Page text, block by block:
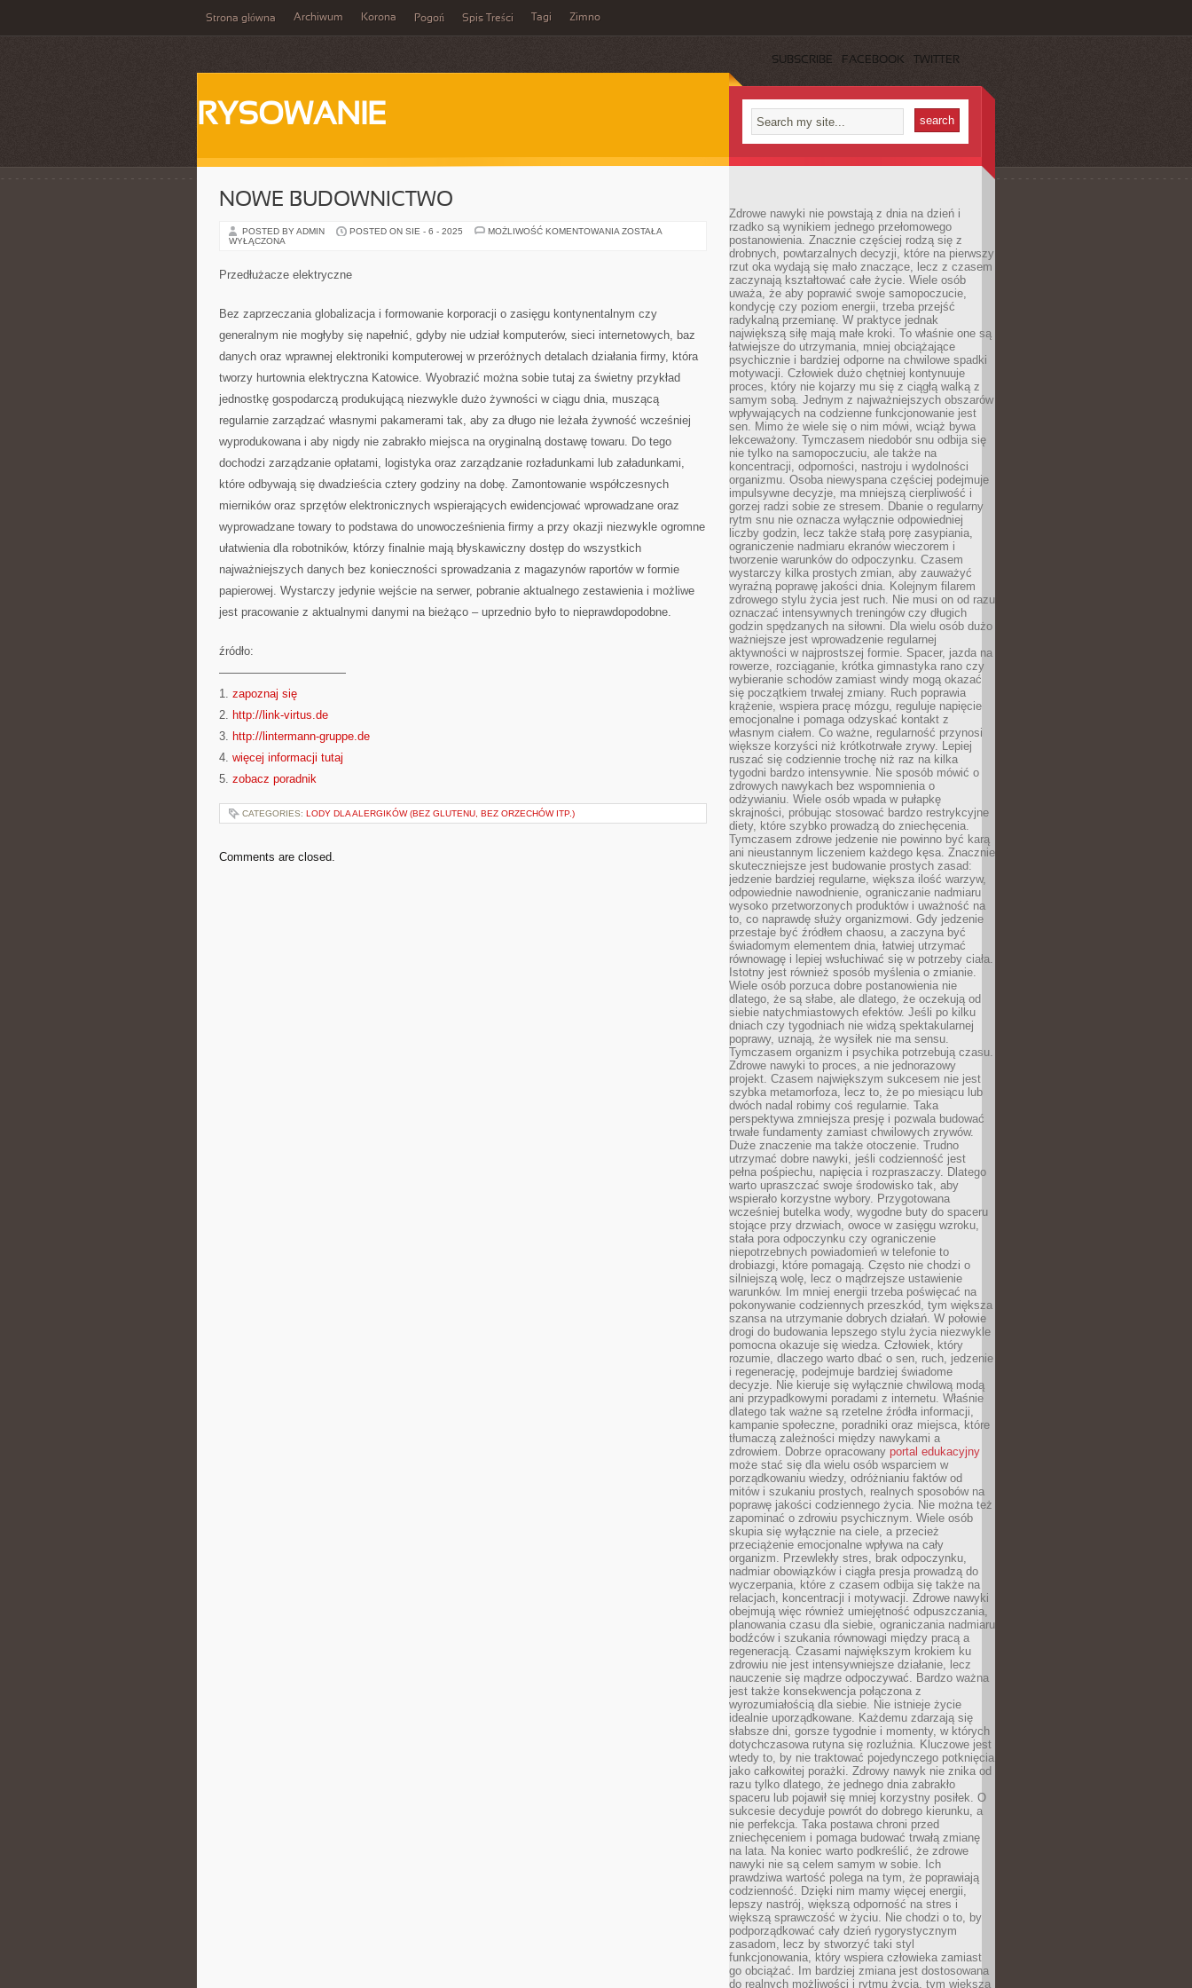
Strona główna Archiwum Korona Pogoń Spis Treści Tagi Zimno
SUBSCRIBE FACEBOOK TWITTER
RYSOWANIE
NOWE BUDOWNICTWO
POSTED BY ADMIN POSTED ON SIE - 6 - 2025 MOŻLIWOŚĆ KOMENTOWANIA NOWE
ZOSTAŁA
WYŁĄCZONA
Przedłużacze elektryczne
Bez zaprzeczania globalizacja i formowanie korporacji o zasięgu kontynentalnym czy
generalnym nie mogłyby się napełnić, gdyby nie udział komputerów, sieci internetowych, baz
danych oraz wprawnej elektroniki komputerowej w przeróżnych detalach działania firmy, która
tworzy hurtownia elektryczna Katowice. Wyobrazić można sobie tutaj za świetny przykład
jednostkę gospodarczą produkującą niezwykle dużo żywności w ciągu dnia, muszącą
regularnie zarządzać własnymi pakamerami tak, aby za długo nie leżała żywność wcześniej
wyprodukowana i aby nigdy nie zabrakło miejsca na oryginalną dostawę towaru. Do tego
dochodzi zarządzanie opłatami, logistyka oraz zarządzanie rozładunkami lub załadunkami,
które odbywają się dwadzieścia cztery godziny na dobę. Zamontowanie współczesnych
mierników oraz sprzętów elektronicznych wspierających ewidencjować wprowadzane oraz
wyprowadzane towary to podstawa do unowocześnienia firmy a przy okazji niezwykle ogromne
ułatwienia dla robotników, którzy finalnie mają błyskawiczny dostęp do wszystkich
najważniejszych danych bez konieczności sprowadzania z magazynów raportów w formie
papierowej. Wystarczy jedynie wejście na serwer, pobranie aktualnego zestawienia i możliwe
jest pracowanie z aktualnymi danymi na bieżąco – uprzednio było to nieprawdopodobne.
źródło:
———————————
1. zapoznaj się
2. http://link-virtus.de
3. http://lintermann-gruppe.de
4. więcej informacji tutaj
5. zobacz poradnik
CATEGORIES: LODY DLA ALERGIKÓW (BEZ GLUTENU, BEZ ORZECHÓW ITP.)
Comments are closed.
Zdrowe nawyki nie powstają z dnia na dzień i
rzadko są wynikiem jednego przełomowego
postanowienia. Znacznie częściej rodzą się z
drobnych, powtarzalnych decyzji, które na pierwszy
rzut oka wydają się mało znaczące, lecz z czasem
zaczynają kształtować całe życie. Wiele osób
uważa, że aby poprawić swoje samopoczucie,
kondycję czy poziom energii, trzeba przejść
radykalną przemianę. W praktyce jednak
największą siłę mają małe kroki. To właśnie one są
łatwiejsze do utrzymania, mniej obciążające
psychicznie i bardziej odporne na chwilowe spadki
motywacji. Człowiek dużo chętniej kontynuuje
proces, który nie kojarzy mu się z ciągłą walką z
samym sobą. Jednym z najważniejszych obszarów
wpływających na codzienne funkcjonowanie jest
sen. Mimo że wiele się o nim mówi, wciąż bywa
lekceważony. Tymczasem niedobór snu odbija się
nie tylko na samopoczuciu, ale także na
koncentracji, odporności, nastroju i wydolności
organizmu. Osoba niewyspana częściej podejmuje
impulsywne decyzje, ma mniejszą cierpliwość i
gorzej radzi sobie ze stresem. Dbanie o regularny
rytm snu nie oznacza wyłącznie odpowiedniej
liczby godzin, lecz także stałą porę zasypiania,
ograniczenie nadmiaru ekranów wieczorem i
tworzenie warunków do odpoczynku. Czasem
wystarczy kilka prostych zmian, aby zauważyć
wyraźną poprawę jakości dnia. Kolejnym filarem
zdrowego stylu życia jest ruch. Nie musi on od razu
oznaczać intensywnych treningów czy długich
godzin spędzanych na siłowni. Dla wielu osób dużo
ważniejsze jest wprowadzenie regularnej
aktywności w najprostszej formie. Spacer, jazda na
rowerze, rozciąganie, krótka gimnastyka rano czy
wybieranie schodów zamiast windy mogą okazać
się początkiem trwałej zmiany. Ruch poprawia
krążenie, wspiera pracę mózgu, reguluje napięcie
emocjonalne i pomaga odzyskać kontakt z
własnym ciałem. Co ważne, regularność przynosi
większe korzyści niż krótkotrwałe zrywy. Lepiej
ruszać się codziennie trochę niż raz na kilka
tygodni bardzo intensywnie. Nie sposób mówić o
zdrowych nawykach bez wspomnienia o
odżywianiu. Wiele osób wpada w pułapkę
skrajności, próbując stosować bardzo restrykcyjne
diety, które szybko prowadzą do zniechęcenia.
Tymczasem zdrowe jedzenie nie powinno być karą
ani nieustannym liczeniem każdego kęsa. Znacznie
skuteczniejsze jest budowanie prostych zasad:
jedzenie bardziej regularne, większa ilość warzyw,
odpowiednie nawodnienie, ograniczanie nadmiaru
wysoko przetworzonych produktów i uważność na
to, co naprawdę służy organizmowi. Gdy jedzenie
przestaje być źródłem chaosu, a zaczyna być
świadomym elementem dnia, łatwiej utrzymać
równowagę i lepiej wsłuchiwać się w potrzeby ciała.
Istotny jest również sposób myślenia o zmianie.
Wiele osób porzuca dobre postanowienia nie
dlatego, że są słabe, ale dlatego, że oczekują od
siebie natychmiastowych efektów. Jeśli po kilku
dniach czy tygodniach nie widzą spektakularnej
poprawy, uznają, że wysiłek nie ma sensu.
Tymczasem organizm i psychika potrzebują czasu.
Zdrowe nawyki to proces, a nie jednorazowy
projekt. Czasem największym sukcesem nie jest
szybka metamorfoza, lecz to, że po miesiącu lub
dwóch nadal robimy coś regularnie. Taka
perspektywa zmniejsza presję i pozwala budować
trwałe fundamenty zamiast chwilowych zrywów.
Duże znaczenie ma także otoczenie. Trudno
utrzymać dobre nawyki, jeśli codzienność jest
pełna pośpiechu, napięcia i rozpraszaczy. Dlatego
warto upraszczać swoje środowisko tak, aby
wspierało korzystne wybory. Przygotowana
wcześniej butelka wody, wygodne buty do spaceru
stojące przy drzwiach, owoce w zasięgu wzroku,
stała pora odpoczynku czy ograniczenie
niepotrzebnych powiadomień w telefonie to
drobiazgi, które pomagają. Często nie chodzi o
silniejszą wolę, lecz o mądrzejsze ustawienie
warunków. Im mniej energii trzeba poświęcać na
pokonywanie codziennych przeszkód, tym większa
szansa na utrzymanie dobrych działań. W połowie
drogi do budowania lepszego stylu życia niezwykle
pomocna okazuje się wiedza. Człowiek, który
rozumie, dlaczego warto dbać o sen, ruch, jedzenie
i regenerację, podejmuje bardziej świadome
decyzje. Nie kieruje się wyłącznie chwilową modą
ani przypadkowymi poradami z internetu. Właśnie
dlatego tak ważne są rzetelne źródła informacji,
kampanie społeczne, poradniki oraz miejsca, które
tłumaczą zależności między nawykami a
zdrowiem. Dobrze opracowany portal edukacyjny
może stać się dla wielu osób wsparciem w
porządkowaniu wiedzy, odróżnianiu faktów od
mitów i szukaniu prostych, realnych sposobów na
poprawę jakości codziennego życia. Nie można też
zapominać o zdrowiu psychicznym. Wiele osób
skupia się wyłącznie na ciele, a przecież
przeciążenie emocjonalne wpływa na cały
organizm. Przewlekły stres, brak odpoczynku,
nadmiar obowiązków i ciągła presja prowadzą do
wyczerpania, które z czasem odbija się także na
relacjach, koncentracji i motywacji. Zdrowe nawyki
obejmują więc również umiejętność odpuszczania,
planowania czasu dla siebie, ograniczania nadmiaru
bodźców i szukania równowagi między pracą a
regeneracją. Czasami największym krokiem ku
zdrowiu nie jest intensywniejsze działanie, lecz
nauczenie się mądrze odpoczywać. Bardzo ważna
jest także konsekwencja połączona z
wyrozumiałością dla siebie. Nie istnieje życie
idealnie uporządkowane. Każdemu zdarzają się
słabsze dni, gorsze tygodnie i momenty, w których
dotychczasowa rutyna się rozluźnia. Kluczowe jest
wtedy to, by nie traktować pojedynczego potknięcia
jako całkowitej porażki. Zdrowy nawyk nie znika od
razu tylko dlatego, że jednego dnia zabrakło
spaceru lub pojawił się mniej korzystny posiłek. O
sukcesie decyduje powrót do dobrego kierunku, a
nie perfekcja. Taka postawa chroni przed
zniechęceniem i pomaga budować trwałą zmianę
na lata. Na koniec warto podkreślić, że zdrowe
nawyki nie są celem samym w sobie. Ich
prawdziwa wartość polega na tym, że poprawiają
codzienność. Dzięki nim mamy więcej energii,
lepszy nastrój, większą odporność na stres i
większą sprawczość w życiu. Nie chodzi o to, by
podporządkować cały dzień rygorystycznym
zasadom, lecz by stworzyć taki styl
funkcjonowania, który wspiera człowieka zamiast
go obciążać. Im bardziej zmiana jest dostosowana
do realnych możliwości i rytmu życia, tym większa